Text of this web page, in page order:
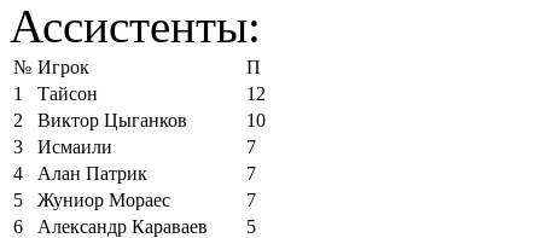
Ассистенты:
№ Игрок
П
1
Тайсон
12
2
Виктор Цыганков
10
3
Исмаили
7
4
Алан Патрик
7
5
Жуниор Мораес
7
6
Александр Караваев
5